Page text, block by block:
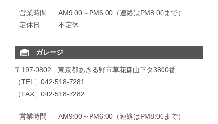
営業時間
AM9:00～PM6:00（連絡はPM8:00まで）
定休日
不定休
ガレージ
〒197-0802 東京都あきる野市草花森山下タ3800番
（TEL）042-518-7281
（FAX）042-518-7282
営業時間
AM9:00～PM6:00（連絡はPM8:00まで）